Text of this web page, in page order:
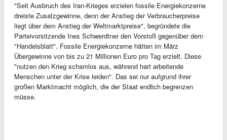
"Seit Ausbruch des Iran-Krieges erzielen fossile Energiekonzerne
dreiste Zusatzgewinne, denn der Anstieg der Verbraucherpreise
liegt über dem Anstieg der Weltmarktpreise", begründete die
Parteivorsitzende Ines Schwerdtner den Vorstoß gegenüber dem
"Handelsblatt". Fossile Energiekonzerne hätten im März
Übergewinne von bis zu 21 Millionen Euro pro Tag erzielt. Diese
"nutzen den Krieg schamlos aus, während hart arbeitende
Menschen unter der Krise leiden". Das sei nur aufgrund ihrer
großen Marktmacht möglich, die der Staat endlich begrenzen
müsse.